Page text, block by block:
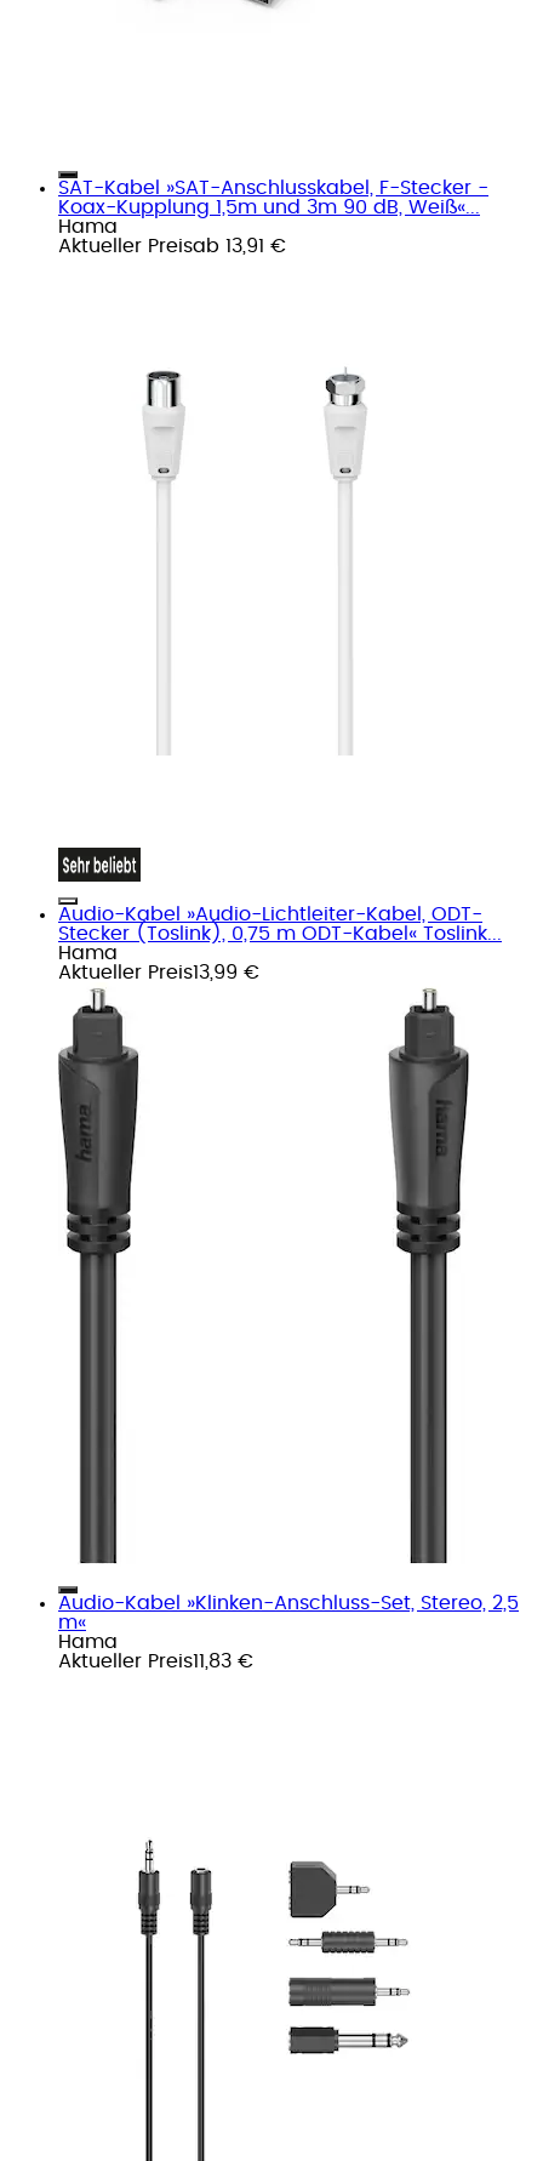
SAT-Kabel »SAT-Anschlusskabel, F-Stecker -
Koax-Kupplung 1,5m und 3m 90 dB, Weiß«...
Hama
Aktueller Preisab 13,91 €
Audio-Kabel »Audio-Lichtleiter-Kabel, ODT-
Stecker (Toslink), 0,75 m ODT-Kabel« Toslink...
Hama
Aktueller Preis13,99 €
Audio-Kabel »Klinken-Anschluss-Set, Stereo, 2,5
m«
Hama
Aktueller Preis11,83 €